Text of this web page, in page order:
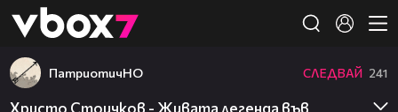
👾
ПатриотичНО СЛЕДВАЙ 241
Христо Стоичков - Живата легенда във